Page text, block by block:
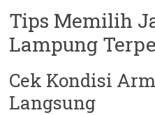
Tips Memilih
Lampung
Cek Kondisi
Langsung